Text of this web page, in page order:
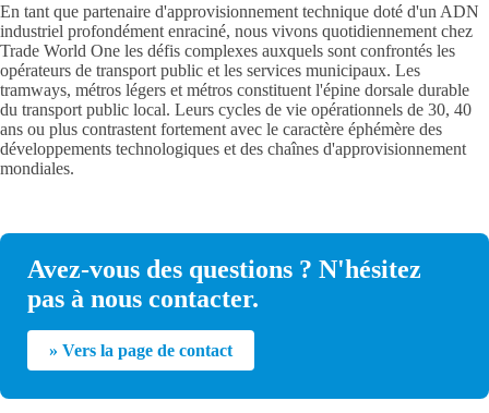
En tant que partenaire d'approvisionnement technique doté d'un ADN
industriel profondément enraciné, nous vivons quotidiennement chez
Trade World One les défis complexes auxquels sont confrontés les
opérateurs de transport public et les services municipaux. Les
tramways, métros légers et métros constituent l'épine dorsale durable
du transport public local. Leurs cycles de vie opérationnels de 30, 40
ans ou plus contrastent fortement avec le caractère éphémère des
développements technologiques et des chaînes d'approvisionnement
mondiales.
Avez-vous des questions ? N'hésitez
pas à nous contacter.
» Vers la page de contact